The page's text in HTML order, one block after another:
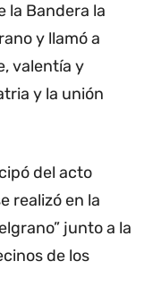
la Bandera la
y llamó a
valentía y
y la unión
del acto
realizó en la
junto a la
de los